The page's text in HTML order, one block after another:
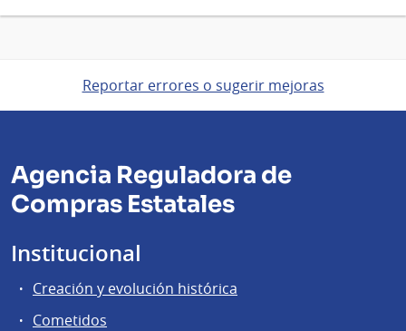
Reportar errores o sugerir mejoras
Agencia Reguladora de
Compras Estatales
Institucional
Creación y evolución histórica
Cometidos